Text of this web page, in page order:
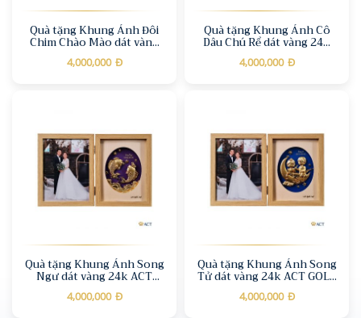
Quà tặng Khung Ảnh Đôi
Chim Chào Mào dát vàng
24k ACT GOLD ISO
9001:2015(Mẫu 2)
4,000,000 Đ
Quà tặng Khung Ảnh Cô
Dâu Chú Rể dát vàng 24k
ACT GOLD ISO
9001:2015(Mẫu 2)
4,000,000 Đ
Quà tặng Khung Ảnh Song
Ngư dát vàng 24k ACT
GOLD ISO 9001:2015(Mẫu
2)
4,000,000 Đ
Quà tặng Khung Ảnh Song
Tử dát vàng 24k ACT GOLD
ISO 9001:2015(Mẫu 2)
4,000,000 Đ